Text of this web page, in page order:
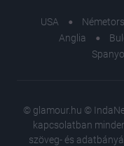
USA
Anglia
© glamour.hu ©
kapcsolatban
szöveg- és